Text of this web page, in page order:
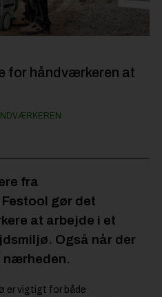
for håndværkeren at
fra
gør det
at arbejde i et
Også når der
nærheden.
er vigtigt for både